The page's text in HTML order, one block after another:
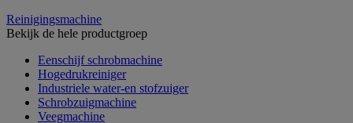
Reinigingsmachine
Bekijk de hele productgroep
Eenschijf schrobmachine
Hogedrukreiniger
Industriele water-en stofzuiger
Schrobzuigmachine
Veegmachine